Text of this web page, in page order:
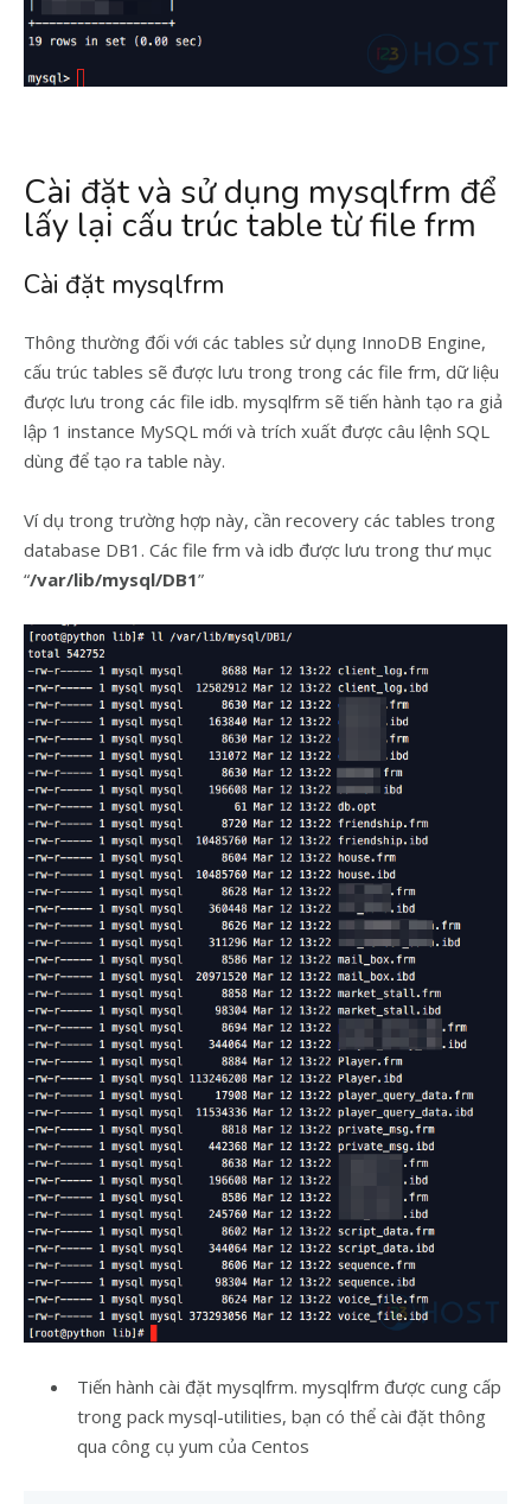
Cài đặt và sử dụng mysqlfrm để
lấy lại cấu trúc table từ file frm
Cài đặt mysqlfrm
Thông thường đối với các tables sử dụng InnoDB Engine,
cấu trúc tables sẽ được lưu trong trong các file frm, dữ liệu
được lưu trong các file idb. mysqlfrm sẽ tiến hành tạo ra giả
lập 1 instance MySQL mới và trích xuất được câu lệnh SQL
dùng để tạo ra table này.
Ví dụ trong trường hợp này, cần recovery các tables trong
database DB1. Các file frm và idb được lưu trong thư mục
“/var/lib/mysql/DB1”
Tiến hành cài đặt mysqlfrm. mysqlfrm được cung cấp
trong pack mysql-utilities, bạn có thể cài đặt thông
qua công cụ yum của Centos